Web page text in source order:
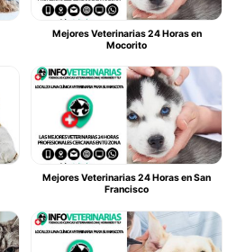
Mejores Veterinarias 24 Horas en
Mocorito
Mejores Veterinarias 24 Horas en San
Francisco